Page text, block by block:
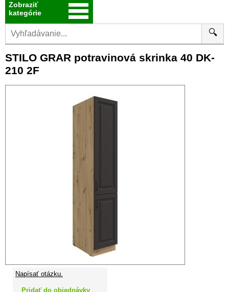
Zobraziť
kategórie
🔍
STILO GRAR potravinová skrinka 40 DK-
210 2F
Napísať otázku.
Pridať do objednávky